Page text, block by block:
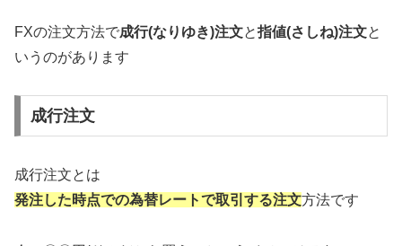
FXの注文方法で成行(なりゆき)注文と指値(さしね)注文と
いうのがあります
成行注文
成行注文とは
発注した時点での為替レートで取引する注文方法です